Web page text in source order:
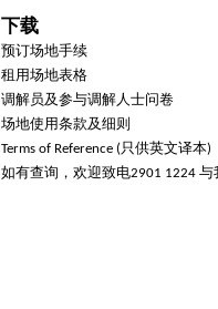
下载
预订场地手续
租用场地表格
调解员及参与调解人士问卷
场地使用条款及细则
Terms of Reference (只供英文译本)
如有查询，欢迎致电2901 1224